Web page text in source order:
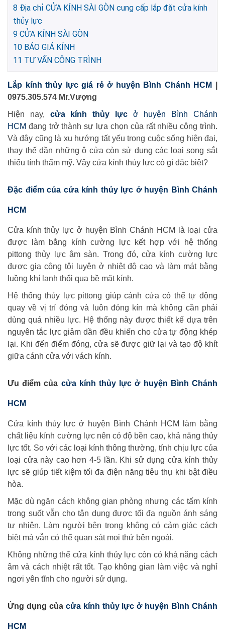
8 Địa chỉ CỬA KÍNH SÀI GÒN cung cấp lắp đặt cửa kính
thủy lực
9 CỬA KÍNH SÀI GÒN
10 BÁO GIÁ KÍNH
11 TƯ VẤN CÔNG TRÌNH
Lắp kính thủy lực giá rẻ ở huyện Bình Chánh HCM
0975.305.574 Mr.Vượng
Hiện nay, cửa kính thủy lực ở huyện Bình Chánh
HCM đang trở thành sự lựa chọn của rất nhiều công trình.
Và đây cũng là xu hướng tất yếu trong cuộc sống hiện đại,
thay thế dần những ô cửa còn sử dụng các loại song sắt
thiếu tính thẩm mỹ. Vậy cửa kính thủy lực có gì đặc biệt?
Đặc điểm của cửa kính thủy lực ở huyện Bình Chánh
HCM
Cửa kính thủy lực ở huyện Bình Chánh HCM là loại cửa
được làm bằng kính cường lực kết hợp với hệ thống
pittong thủy lực âm sàn. Trong đó, cửa kính cường lực
được gia công tôi luyện ở nhiệt độ cao và làm mát bằng
luồng khí lạnh thổi qua bề mặt kính.
Hệ thống thủy lực pittong giúp cánh cửa có thể tự động
quay về vị trí đóng và luôn đóng kín mà không cần phải
dùng quá nhiều lực. Hệ thống này được thiết kế dựa trên
nguyên tắc lực giảm dần đều khiến cho cửa tự động khép
lại. Khi đến điểm đóng, cửa sẽ được giữ lại và tạo độ khít
giữa cánh cửa với vách kính.
Ưu điểm của cửa kính thủy lực ở huyện Bình Chánh
HCM
Cửa kính thủy lực ở huyện Bình Chánh HCM làm bằng
chất liệu kính cường lực nên có độ bền cao, khả năng thủy
lực tốt. So với các loại kính thông thường, tính chịu lực của
loại cửa này cao hơn 4-5 lần. Khi sử dụng cửa kính thủy
lực sẽ giúp tiết kiệm tối đa điện năng tiêu thụ khi bật điều
hòa.
Mặc dù ngăn cách không gian phòng nhưng các tấm kính
trong suốt vẫn cho tận dụng được tối đa nguồn ánh sáng
tự nhiên. Làm người bên trong không có cảm giác cách
biệt mà vẫn có thể quan sát mọi thứ bên ngoài.
Không những thế cửa kính thủy lực còn có khả năng cách
âm và cách nhiệt rất tốt. Tạo không gian làm việc và nghỉ
ngơi yên tĩnh cho người sử dụng.
Ứng dụng của cửa kính thủy lực ở huyện Bình Chánh
HCM